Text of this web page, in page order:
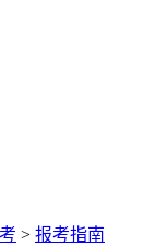
> 报考指南